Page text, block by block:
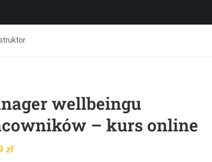
wellbeingu
– kurs online
zł